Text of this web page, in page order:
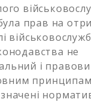
прав на
не
і